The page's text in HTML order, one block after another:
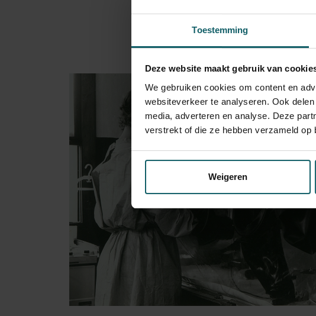
Toestemming
Deze website maakt gebruik van
We gebruiken cookies om content en
websiteverkeer te analyseren. Ook
media, adverteren en analyse. Deze
verstrekt of die ze hebben verzameld
Weigeren